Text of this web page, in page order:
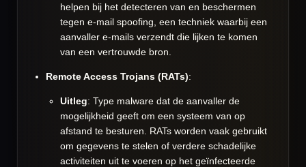
helpen bij het detecteren van en beschermen
tegen e-mail spoofing, een techniek waarbij een
aanvaller e-mails verzendt die lijken te komen
van een vertrouwde bron.
Remote Access Trojans (RATs):
Uitleg: Type malware dat de aanvaller de
mogelijkheid geeft om een systeem van op
afstand te besturen. RATs worden vaak gebruikt
om gegevens te stelen of verdere schadelijke
activiteiten uit te voeren op het geïnfecteerde